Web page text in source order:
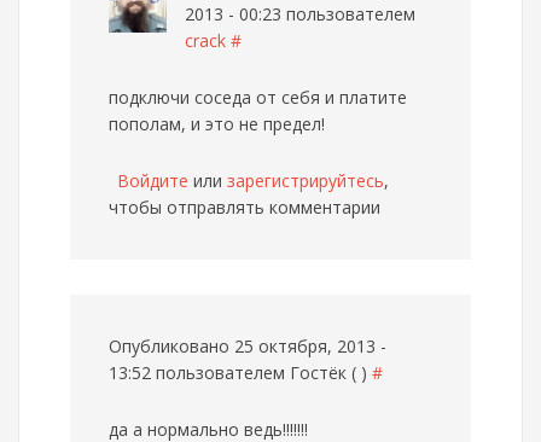
2013 - 00:23 пользователем
crack #
подключи соседа от себя и платите
пополам, и это не предел!
Войдите или зарегистрируйтесь,
чтобы отправлять комментарии
Опубликовано 25 октября, 2013 -
13:52 пользователем Гостёк ( ) #
да а нормально ведь!!!!!!!